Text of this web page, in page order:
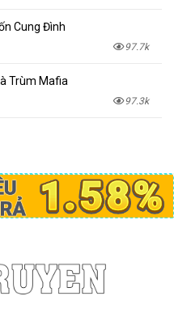
Cung Đình
97.7k
Trùm Mafia
97.3k